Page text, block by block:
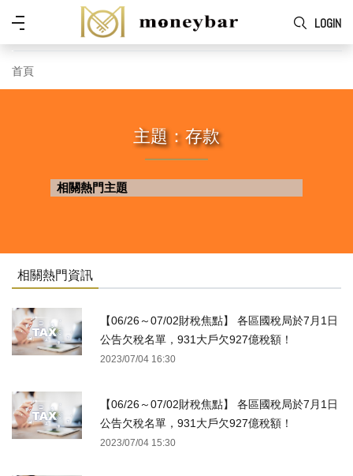
Skip to main content
LOGIN
功
首頁
主題：存款
相關熱門主題
相關熱門資訊
【06/26～07/02財稅焦點】 各區國稅局於7月1日
公告欠稅名單，931大戶欠927億稅額！
2023/07/04 16:30
【06/26～07/02財稅焦點】 各區國稅局於7月1日
公告欠稅名單，931大戶欠927億稅額！
2023/07/04 15:30